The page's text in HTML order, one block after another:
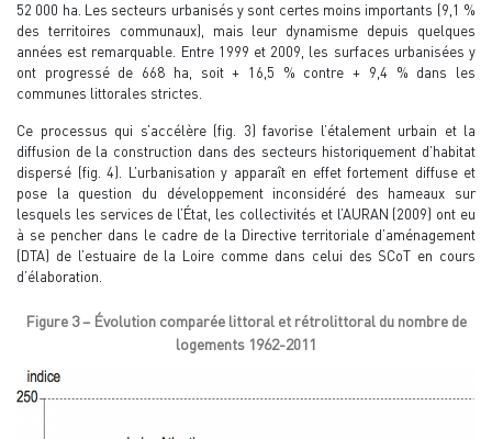
52 000 ha. Les secteurs urbanisés y sont certes moins importants (9,1 %
des territoires communaux), mais leur dynamisme depuis quelques
années est remarquable. Entre 1999 et 2009, les surfaces urbanisées y
ont progressé de 668 ha, soit + 16,5 % contre + 9,4 % dans les
communes littorales strictes.
Ce processus qui s’accélère (fig. 3) favorise l’étalement urbain et la
diffusion de la construction dans des secteurs historiquement d’habitat
dispersé (fig. 4). L’urbanisation y apparaît en effet fortement diffuse et
pose la question du développement inconsidéré des hameaux sur
lesquels les services de l’État, les collectivités et l’AURAN (2009) ont eu
à se pencher dans le cadre de la Directive territoriale d’aménagement
(DTA) de l’estuaire de la Loire comme dans celui des SCoT en cours
d’élaboration.
Figure 3 – Évolution comparée littoral et rétrolittoral du nombre de
logements 1962-2011